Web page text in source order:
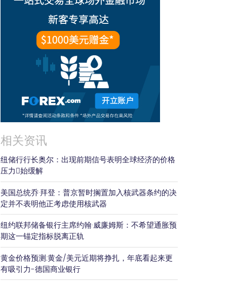
相关资讯
纽储行行长奥尔：出现前期信号表明全球经济的价格
压力𫔭始缓解
美国总统乔·拜登：普京暂时搁置加入核武器条约的决
定并不表明他正考虑使用核武器
纽约联邦储备银行主席约翰·威廉姆斯：不希望通胀预
期这一锚定指标脱离正轨
黄金价格预测:黄金/美元近期将挣扎，年底看起来更
有吸引力-德国商业银行